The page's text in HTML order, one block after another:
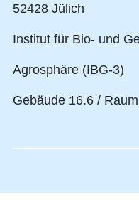
52428 Jülich
Institut für Bio- und
Agrosphäre (IBG-3)
Gebäude 16.6 /